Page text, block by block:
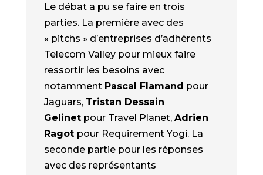
Le débat a pu se faire en trois
parties. La première avec des
« pitchs » d’entreprises d’adhérents
Telecom Valley pour mieux faire
ressortir les besoins avec
notamment Pascal Flamand pour
Jaguars, Tristan Dessain
Gelinet pour Travel Planet, Adrien
Ragot pour Requirement Yogi. La
seconde partie pour les réponses
avec des représentants